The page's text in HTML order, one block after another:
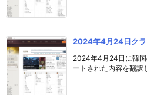
2024年4月24日クラ
2024年4月24日に韓
ートされた内容を翻訳